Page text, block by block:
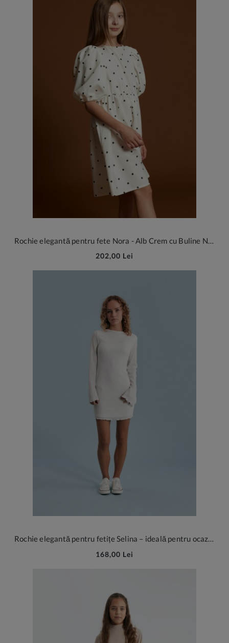
202,00 Lei
Rochie elegantă pentru fetițe Selina – ideală pentru ocazii speciale
168,00 Lei